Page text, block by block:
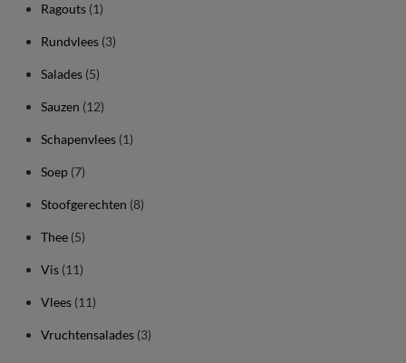
Ragouts (1)
Rundvlees (3)
Salades (5)
Sauzen (12)
Schapenvlees (1)
Soep (7)
Stoofgerechten (8)
Thee (5)
Vis (11)
Vlees (11)
Vruchtensalades (3)